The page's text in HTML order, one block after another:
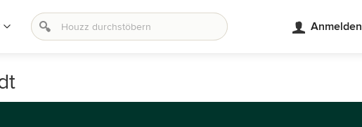
Anmelden